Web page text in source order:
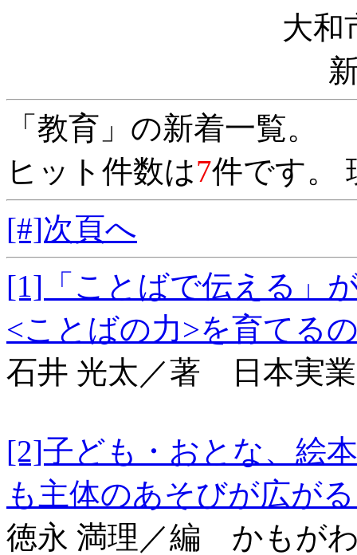
大和
「教育」の新着一覧。
ヒット件数は7件です。
[#]次頁へ
[1]「ことばで伝える
<ことばの力>を育て
石井 光太／著 日本実
[2]子ども・おとな、
も主体のあそびが広
徳永 満理／編 かもが